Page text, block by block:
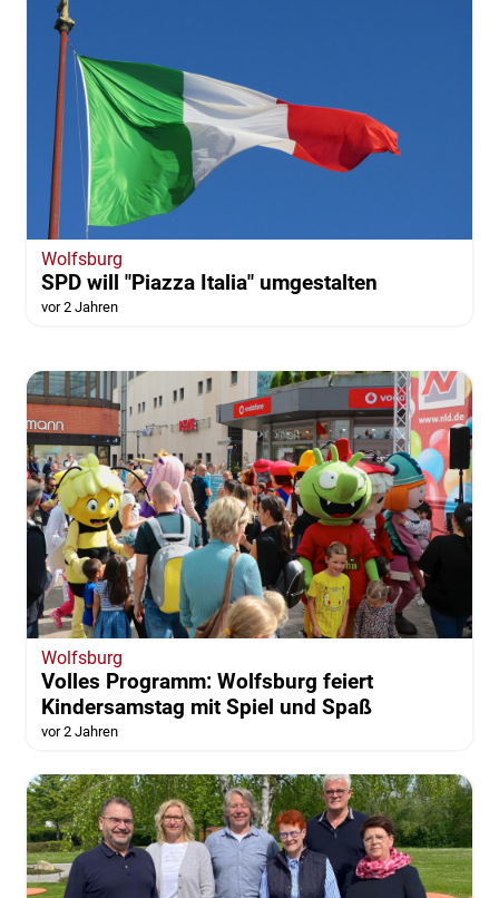
Wolfsburg
SPD will "Piazza Italia" umgestalten
vor 2 Jahren
Wolfsburg
Volles Programm: Wolfsburg feiert
Kindersamstag mit Spiel und Spaß
vor 2 Jahren